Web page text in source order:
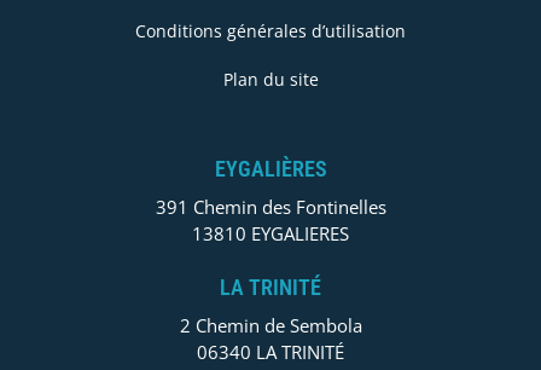
Conditions générales d’utilisation
Plan du site
EYGALIÈRES
391 Chemin des Fontinelles
13810 EYGALIERES
LA TRINITÉ
2 Chemin de Sembola
06340 LA TRINITÉ